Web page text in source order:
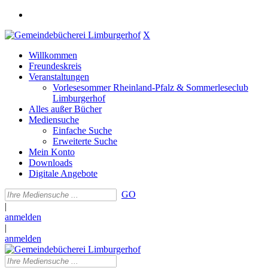
X
Willkommen
Freundeskreis
Veranstaltungen
Vorlesesommer Rheinland-Pfalz & Sommerleseclub
Limburgerhof
Alles außer Bücher
Mediensuche
Einfache Suche
Erweiterte Suche
Mein Konto
Downloads
Digitale Angebote
GO
|
anmelden
|
anmelden